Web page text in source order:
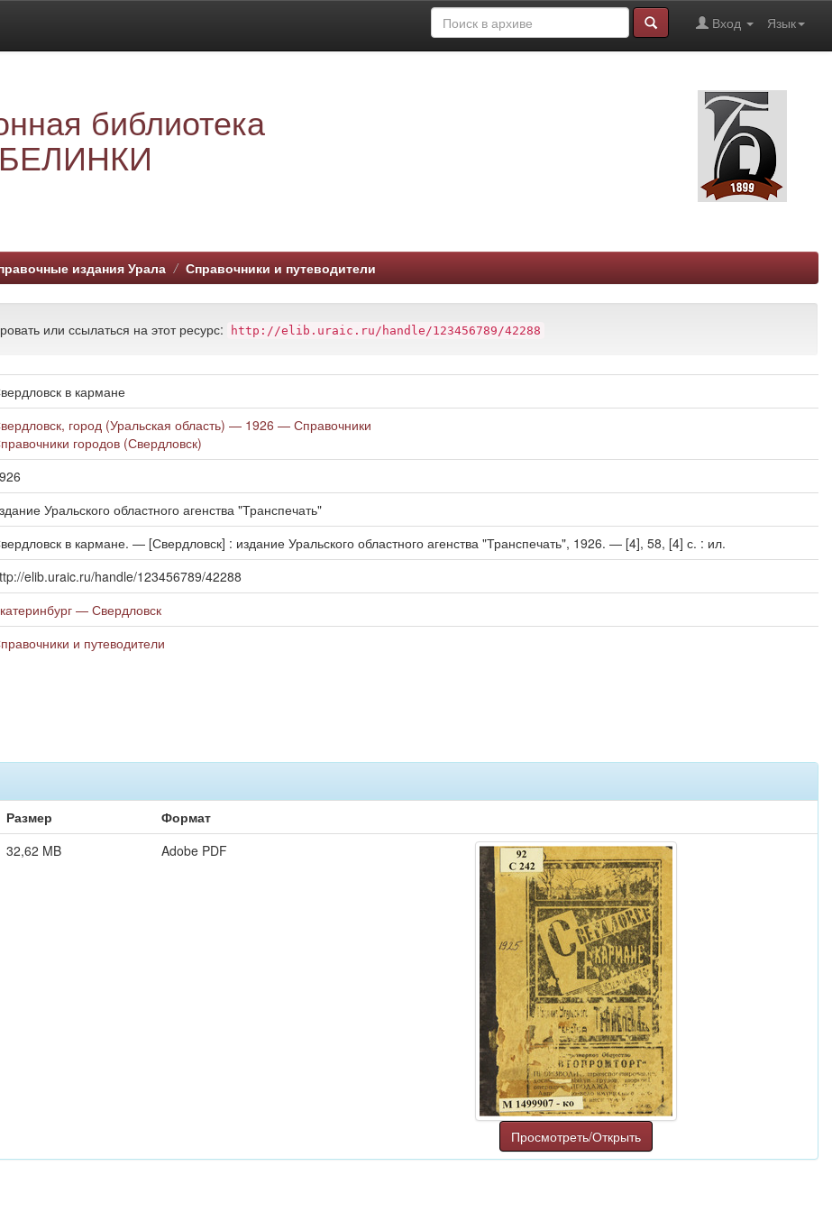
Язык
Вход
библиотека
БЕЛИНКИ
издания Урала Справочники и путеводители
или ссылаться на этот ресурс: http://elib.uraic.ru/handle/123456789/42288
в кармане
город (Уральская область) — 1926 — Справочники
городов (Свердловск)
Уральского областного агенства "Транспечать"
в кармане. — [Свердловск] : издание Уральского областного агенства "Транспечать", 1926. — [4], 58, [4] с. : ил.
elib.uraic.ru/handle/123456789/42288
— Свердловск
и путеводители
Размер
Формат
32,62 MB Adobe PDF
Просмотреть/Открыть